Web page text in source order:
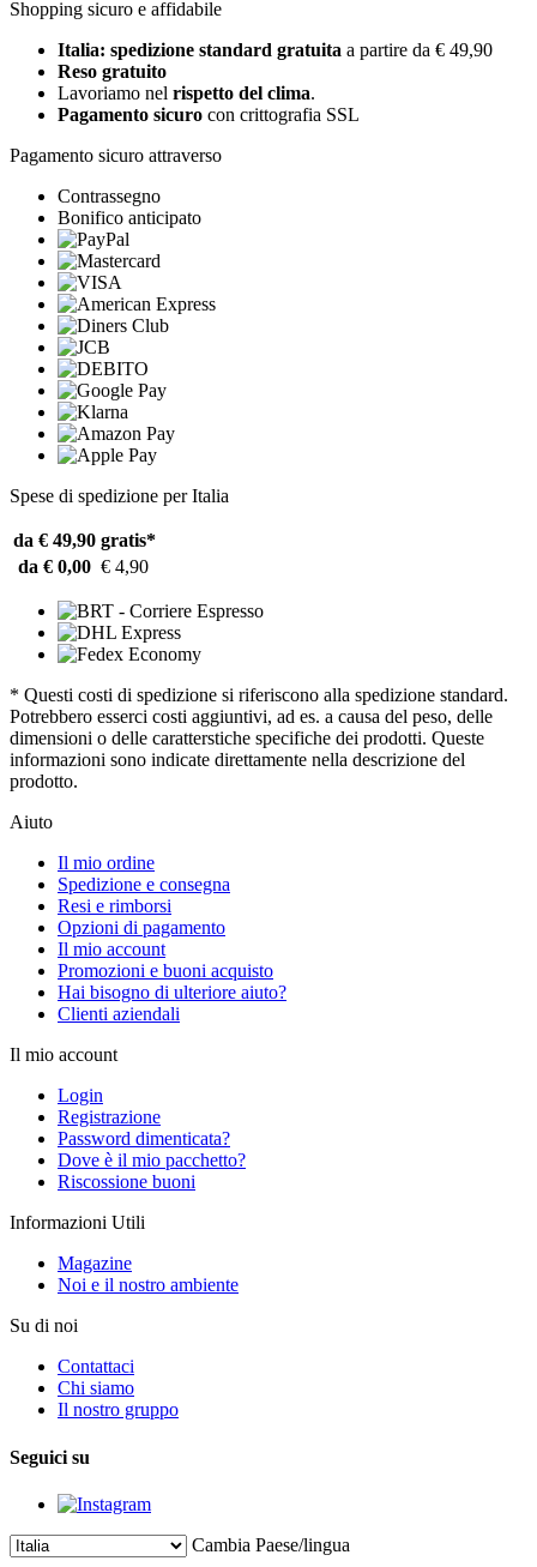
Shopping sicuro e affidabile
Italia: spedizione standard gratuita a partire da € 49,90
Reso gratuito
Lavoriamo nel rispetto del clima.
Pagamento sicuro con crittografia SSL
Pagamento sicuro attraverso
Contrassegno
Bonifico anticipato
Spese di spedizione per Italia
da € 49,90 gratis*
da € 0,00 € 4,90
* Questi costi di spedizione si riferiscono alla spedizione standard.
Potrebbero esserci costi aggiuntivi, ad es. a causa del peso, delle
dimensioni o delle caratterstiche specifiche dei prodotti. Queste
informazioni sono indicate direttamente nella descrizione del
prodotto.
Aiuto
Il mio ordine
Spedizione e consegna
Resi e rimborsi
Opzioni di pagamento
Il mio account
Promozioni e buoni acquisto
Hai bisogno di ulteriore aiuto?
Clienti aziendali
Il mio account
Login
Registrazione
Password dimenticata?
Dove è il mio pacchetto?
Riscossione buoni
Informazioni Utili
Magazine
Noi e il nostro ambiente
Su di noi
Contattaci
Chi siamo
Il nostro gruppo
Seguici su
Cambia Paese/lingua